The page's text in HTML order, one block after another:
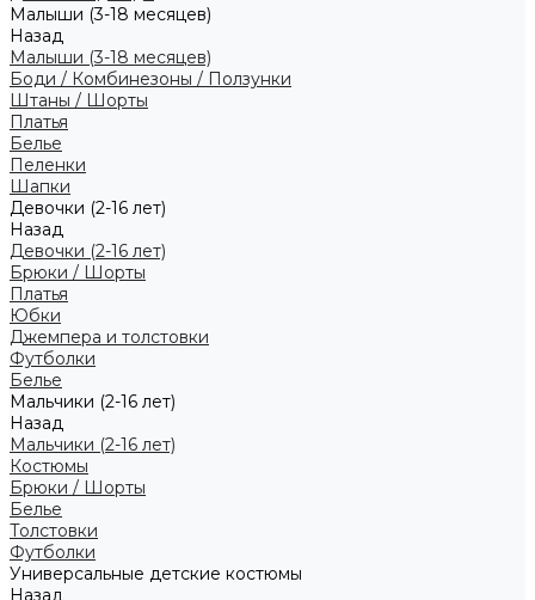
Малыши (3-18 месяцев)
Назад
Малыши (3-18 месяцев)
Боди / Комбинезоны / Ползунки
Штаны / Шорты
Платья
Белье
Пеленки
Шапки
Девочки (2-16 лет)
Назад
Девочки (2-16 лет)
Брюки / Шорты
Платья
Юбки
Джемпера и толстовки
Футболки
Белье
Мальчики (2-16 лет)
Назад
Мальчики (2-16 лет)
Костюмы
Брюки / Шорты
Белье
Толстовки
Футболки
Универсальные детские костюмы
Назад